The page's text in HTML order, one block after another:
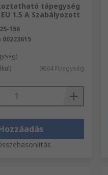
tápegység
EU 1.5 A Szabályozott
156
00223615
9664 Ft/egység